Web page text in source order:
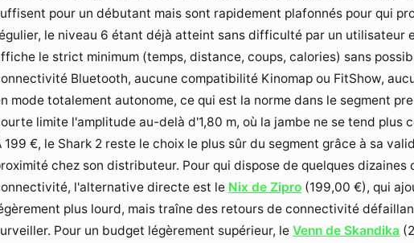
pour un débutant mais sont rapidement plafonnés pour qui
le niveau 6 étant déjà atteint sans difficulté par un utilisateur
le strict minimum (temps, distance, coups, calories) sans
Bluetooth, aucune compatibilité Kinomap ou FitShow,
mode totalement autonome, ce qui est la norme dans le segment
limite l'amplitude au-delà d'1,80 m, où la jambe ne se tend plus
199 €, le Shark 2 reste le choix le plus sûr du segment grâce à sa
chez son distributeur. Pour qui dispose de quelques
l'alternative directe est le Nix de Zipro (199,00 €), qui
plus lourd, mais traîne des retours de connectivité
Pour un budget légèrement supérieur, le Venn de Skandika (